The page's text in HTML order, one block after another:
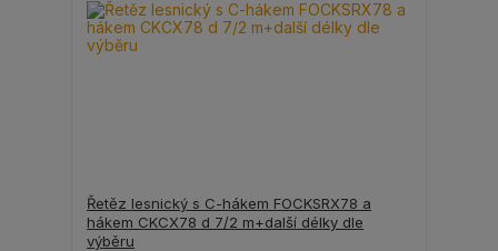
Řetěz lesnický s C-hákem FOCKSRX78 a
hákem CKCX78 d 7/2 m+další délky dle
výběru